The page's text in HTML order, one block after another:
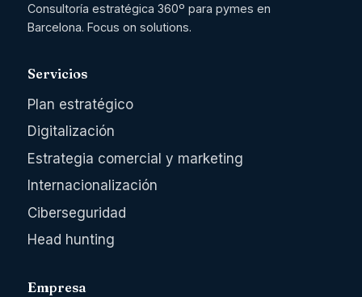
Consultoría estratégica 360º para pymes en
Barcelona. Focus on solutions.
Servicios
Plan estratégico
Digitalización
Estrategia comercial y marketing
Internacionalización
Ciberseguridad
Head hunting
Empresa